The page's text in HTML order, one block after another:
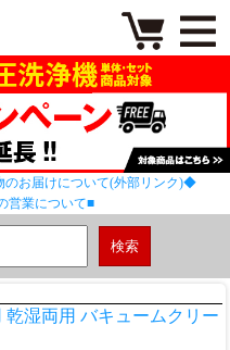
お届けについて(外部リンク)◆
営業について■
乾湿両用 バキュームクリー